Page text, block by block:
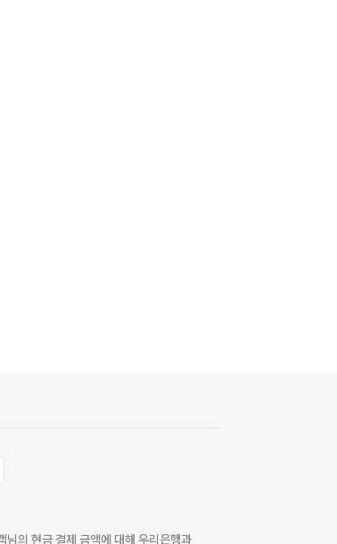
의 현금 결제 금액에 대해 우리은행과